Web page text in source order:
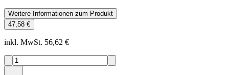
Weitere Informationen zum Produkt
47,58 €
inkl. MwSt. 56,62 €